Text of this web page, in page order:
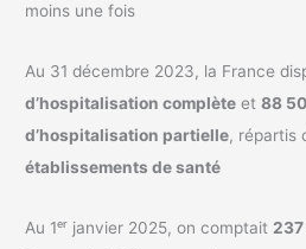
moins une fois
Au 31 décembre 2023, la France
d’hospitalisation complète et88
d’hospitalisation partielle, répartis
établissements de santé
Au 1ᵉʳ janvier 2025, on comptait